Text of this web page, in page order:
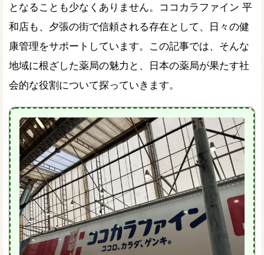
となることも少なくありません。ココカラファイン 平
和店も、夕張の街で信頼される存在として、日々の健
康管理をサポートしています。この記事では、そんな
地域に根ざした薬局の魅力と、日本の薬局が果たす社
会的な役割について探っていきます。